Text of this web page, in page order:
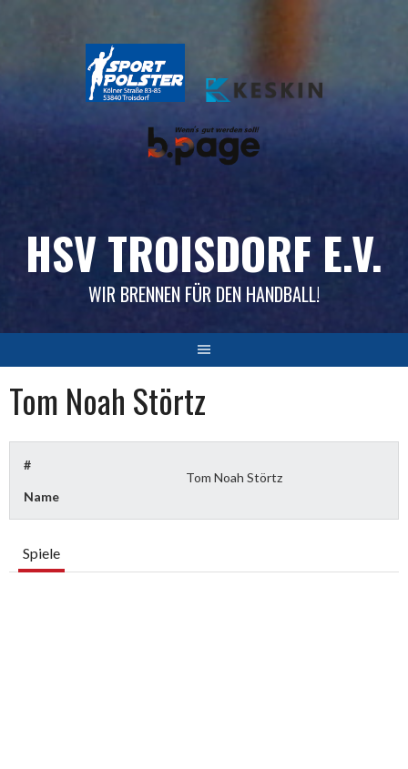
HSV TROISDORF E.V.
WIR BRENNEN FÜR DEN HANDBALL!
Tom Noah Störtz
#
Name
Tom Noah Störtz
Spiele